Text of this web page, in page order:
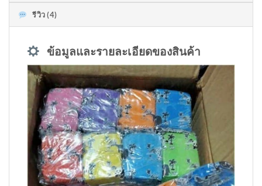
รีวิว (4)
ข้อมูลและรายละเอียดของสินค้า